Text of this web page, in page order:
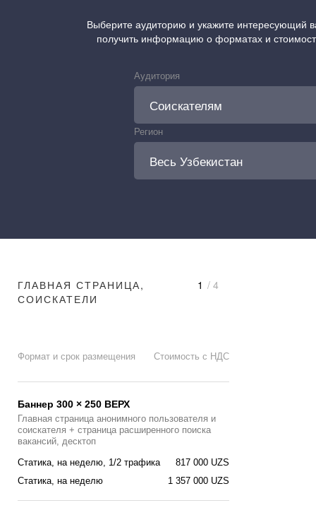
Выберите аудиторию и укажите интересующий
получить информацию о форматах и
Аудитория
Регион
1 / 4
ГЛАВНАЯ СТРАНИЦА,
СОИСКАТЕЛИ
Формат и срок размещения Стоимость с НДС
Баннер 300 × 250 ВЕРХ
Главная страница анонимного пользователя и
соискателя + страница расширенного поиска
вакансий, десктоп
817 000 UZS
Статика, на неделю, 1/2 трафика
1 357 000 UZS
Статика, на неделю